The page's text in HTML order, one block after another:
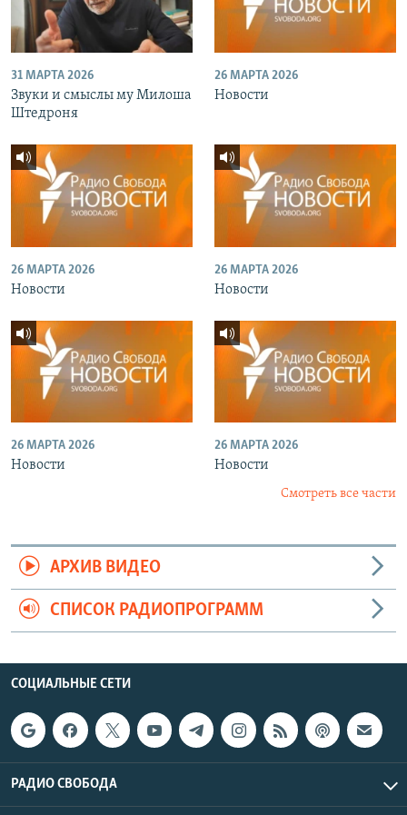
31 МАРТА 2026
Звуки и смыслы му Милоша
Штедроня
26 МАРТА 2026
Новости
26 МАРТА 2026
Новости
26 МАРТА 2026
Новости
26 МАРТА 2026
Новости
26 МАРТА 2026
Новости
Смотреть все части
АРХИВ ВИДЕО
СПИСОК РАДИОПРОГРАММ
СОЦИАЛЬНЫЕ СЕТИ
РАДИО СВОБОДА